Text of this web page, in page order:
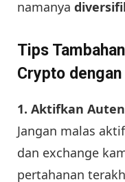
namanya
Tips
Crypto
1. Aktifkan
Jangan malas
dan exchange
pertahanan